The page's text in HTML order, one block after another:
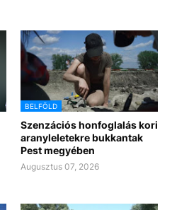
BELFÖLD
Szenzációs honfoglalás kori
aranyleletekre bukkantak
Pest megyében
Augusztus 07, 2026